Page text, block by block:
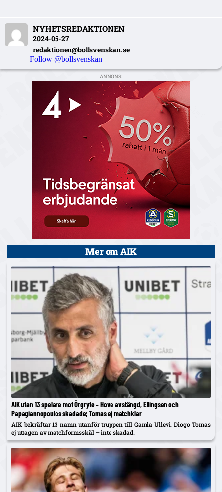
NYHETSREDAKTIONEN
2024-05-27
redaktionen@bollsvenskan.se
Follow @bollsvenskan
ANNONS:
Mer om AIK
AIK utan 13 spelare mot Örgryte – Hove avstängd, Ellingsen och
Papagiannopoulos skadade; Tomas ej matchklar
AIK bekräftar 13 namn utanför truppen till Gamla Ullevi. Diogo Tomas
ej uttagen av matchformsskäl – inte skadad.